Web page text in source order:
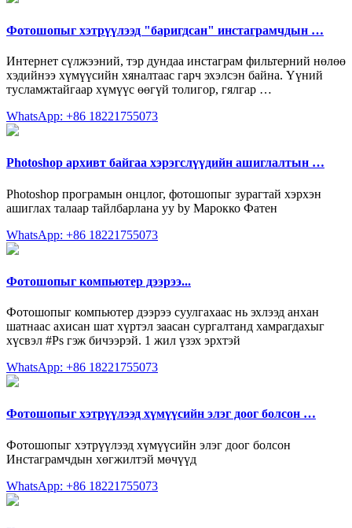
Фотошопыг хэтрүүлээд "баригдсан" инстаграмчдын …
Интернет сүлжээний, тэр дундаа инстаграм фильтерний нөлөө
хэдийнээ хүмүүсийн хяналтаас гарч эхэлсэн байна. Үүний
тусламжтайгаар хүмүүс өөгүй толигор, гялгар …
WhatsApp: +86 18221755073
Photoshop архивт байгаа хэрэгслүүдийн ашиглалтын …
Photoshop програмын онцлог, фотошопыг зурагтай хэрхэн
ашиглах талаар тайлбарлана уу by Марокко Фатен
WhatsApp: +86 18221755073
Фотошопыг компьютер дээрээ...
Фотошопыг компьютер дээрээ суулгахаас нь эхлээд анхан
шатнаас ахисан шат хүртэл заасан сургалтанд хамрагдахыг
хүсвэл #Ps гэж бичээрэй. 1 жил үзэх эрхтэй
WhatsApp: +86 18221755073
Фотошопыг хэтрүүлээд хүмүүсийн элэг доог болсон …
Фотошопыг хэтрүүлээд хүмүүсийн элэг доог болсон
Инстаграмчдын хөгжилтэй мөчүүд
WhatsApp: +86 18221755073